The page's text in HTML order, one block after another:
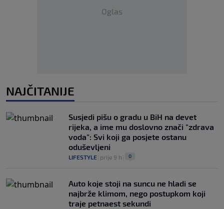
Oglas
NAJČITANIJE
Susjedi pišu o gradu u BiH na devet
rijeka, a ime mu doslovno znači "zdrava
voda": Svi koji ga posjete ostanu
oduševljeni
LIFESTYLE prije 9 h 0
Auto koje stoji na suncu ne hladi se
najbrže klimom, nego postupkom koji
traje petnaest sekundi